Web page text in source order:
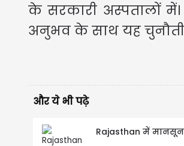
के सरकारी अस्पतालों
अनुभव के साथ यह
और ये भी पढ़े
Rajasthan में मानसून